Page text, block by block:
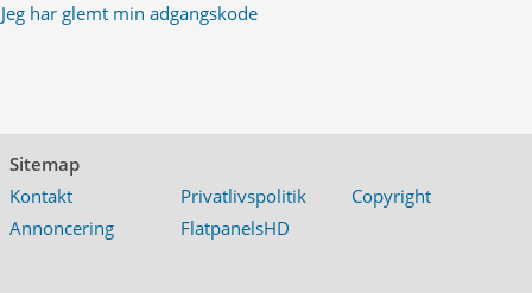
Jeg har glemt min adgangskode
Sitemap
Kontakt
Privatlivspolitik
Copyright
Annoncering
FlatpanelsHD